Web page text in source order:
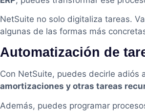
NetSuite no solo digitaliza tareas.
algunas de las formas más
Automatización de
Con NetSuite, puedes decirle adiós
amortizaciones y otras tareas
Además, puedes programar